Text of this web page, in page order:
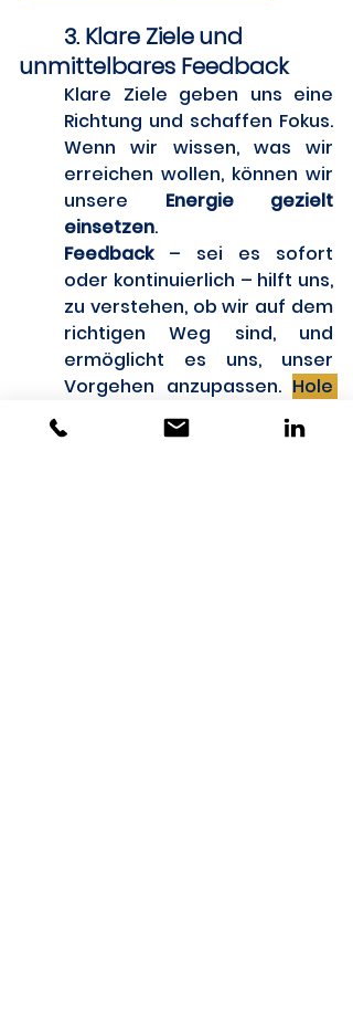
unmittelbares Feedback
Klare Ziele geben uns eine
Richtung und schaffen Fokus.
Wenn wir wissen, was wir
erreichen wollen, können wir
unsere Energie gezielt
einsetzen.
Feedback – sei es sofort
oder kontinuierlich – hilft uns,
zu verstehen, ob wir auf dem
richtigen Weg sind, und
ermöglicht es uns, unser
Vorgehen anzupassen. Hole
Dir diese Rückmeldung
unbedingt: Hast Du Dein Ziel